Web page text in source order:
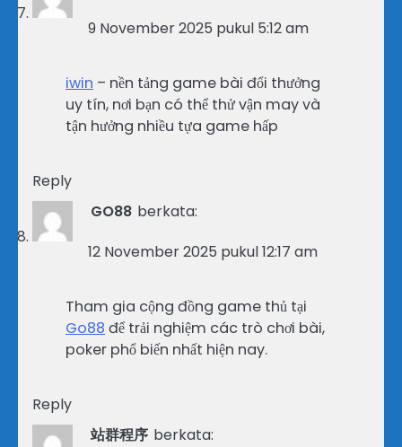
9 November 2025 pukul 5:12 am
iwin – nền tảng game bài đổi thưởng
uy tín, nơi bạn có thể thử vận may và
tận hưởng nhiều tựa game hấp
Reply
GO88 berkata:
12 November 2025 pukul 12:17 am
Tham gia cộng đồng game thủ tại
Go88 để trải nghiệm các trò chơi bài,
poker phổ biến nhất hiện nay.
Reply
站群程序 berkata: